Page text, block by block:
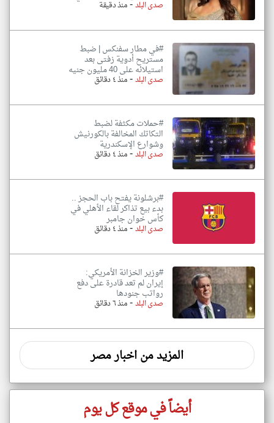
صدى البلد-منذ دقيقة
#في مطار سفنكس | ضبط
مستريح أدوية زفتى بعد
استيلائه على 40 مليون جنيه
صدى البلد-منذ ٤ دقائق
#حملات مكثفة لضبط
التكاتك المخالفة بالكورنيش
وشوارع الإسكندرية
صدى البلد-منذ ٤ دقائق
#برشلونة يفتح باب الحجز ..
بدء بيع تذاكر لقاء الأهلي في
كأس خوان جامبر
صدى البلد-منذ ٤ دقائق
#وزير الخزانة الأمريكي:
إيران لم تعد قادرة على دفع
رواتب جنودها
صدى البلد-منذ ٦ دقائق
المزيد من اخبار مصر
أيضاً في موقع كل يوم